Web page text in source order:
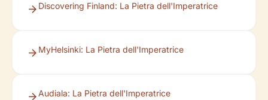
Discovering Finland: La Pietra dell'Imperatrice
MyHelsinki: La Pietra dell'Imperatrice
Audiala: La Pietra dell'Imperatrice